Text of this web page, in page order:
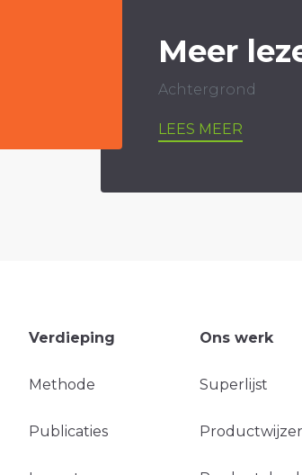
Meer
Achtergrond
LEES MEER
Verdieping
Methode
Publicaties
Ons werk
Superlijst